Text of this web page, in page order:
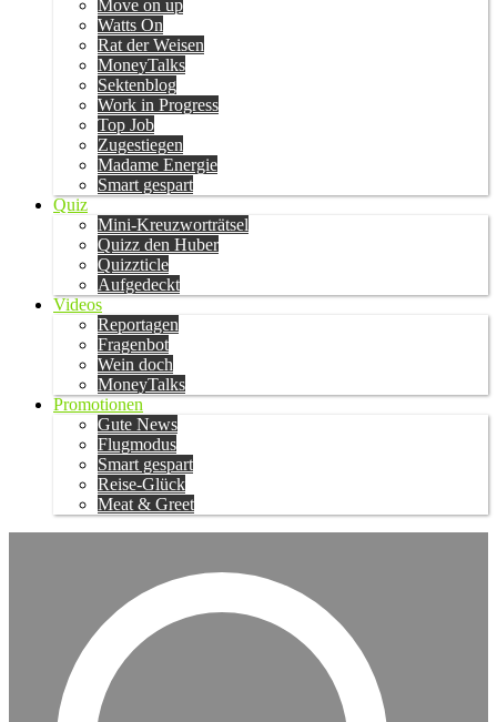
Move on up
Watts On
Rat der Weisen
MoneyTalks
Sektenblog
Work in Progress
Top Job
Zugestiegen
Madame Energie
Smart gespart
Quiz
Mini-Kreuzworträtsel
Quizz den Huber
Quizzticle
Aufgedeckt
Videos
Reportagen
Fragenbot
Wein doch
MoneyTalks
Promotionen
Gute News
Flugmodus
Smart gespart
Reise-Glück
Meat & Greet